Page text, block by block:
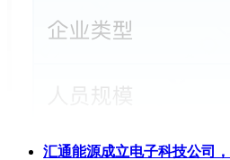
汇通能源成立电子科技公司